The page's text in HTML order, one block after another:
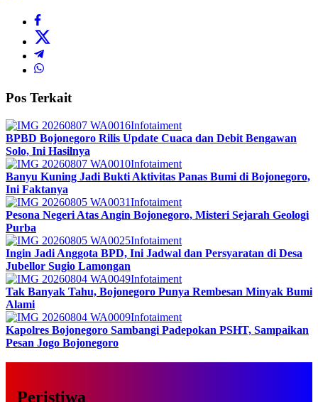
Pos Terkait
Infotaiment
BPBD Bojonegoro Rilis Update Cuaca dan Debit Bengawan
Solo, Ini Hasilnya
Infotaiment
Banyu Kuning Jadi Bukti Aktivitas Panas Bumi di Bojonegoro,
Ini Faktanya
Infotaiment
Pesona Negeri Atas Angin Bojonegoro, Misteri Sejarah Geologi
Purba
Infotaiment
Ingin Jadi Anggota BPD, Ini Jadwal dan Persyaratan di Desa
Jubellor Sugio Lamongan
Infotaiment
Tak Banyak Tahu, Bojonegoro Punya Rembesan Minyak Bumi
Alami
Infotaiment
Kapolres Bojonegoro Sambangi Padepokan PSHT, Sampaikan
Pesan Jogo Bojonegoro
Peristiwa